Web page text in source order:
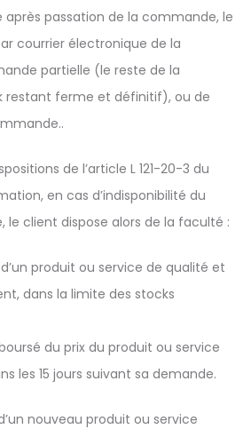
après passation de la commande, le
courrier électronique de la
partielle (le reste de la
restant ferme et définitif), ou de
de l’article L 121-20-3 du
en cas d’indisponibilité du
le client dispose alors de la faculté :
produit ou service de qualité et
dans la limite des stocks
du prix du produit ou service
les 15 jours suivant sa demande.
nouveau produit ou service